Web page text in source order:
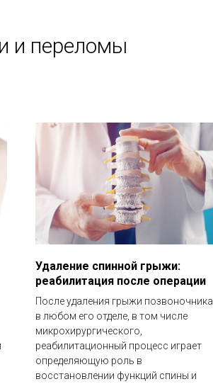
и переломы
Удаление спинной грыжи:
реабилитация после операции
После удаления грыжи позвоночника
в любом его отделе, в том числе
микрохирургического,
реабилитационный процесс играет
определяющую роль в
восстановлении функций спины и